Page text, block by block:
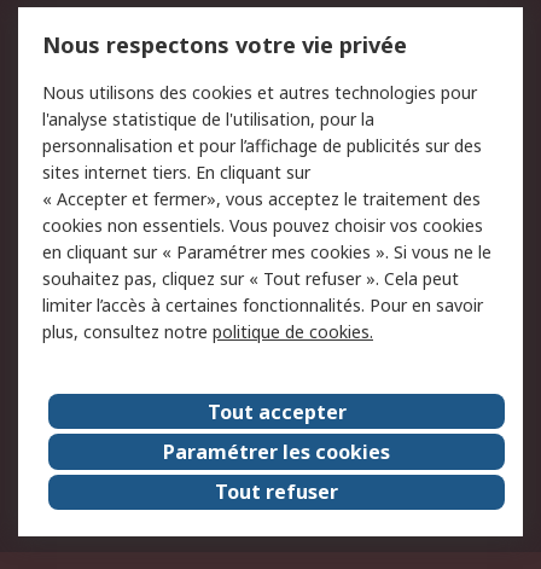
du site
Politique de protection
des données - Mise à
jour
Sécurité des E-mails
Conditions générales
de vente
Politique anti-
corruption
Campagnes marketing
A propos de RS
A propos de RS France
Evénements
Le groupe RS Group Plc
Presse
RS dans le monde
Démarche RSE
Nous rejoindre
RS Particuliers
Nous respectons votre vie privée
Nous utilisons des cookies et autres technologies pour
l'analyse statistique de l'utilisation, pour la
personnalisation et pour l’affichage de publicités sur des
sites internet tiers. En cliquant sur
« Accepter et fermer», vous acceptez le traitement des
cookies non essentiels. Vous pouvez choisir vos cookies
en cliquant sur « Paramétrer mes cookies ». Si vous ne le
souhaitez pas, cliquez sur « Tout refuser ». Cela peut
limiter l’accès à certaines fonctionnalités. Pour en savoir
plus, consultez notre politique de cookies.
Tout accepter
Paramétrer les cookies
Tout refuser